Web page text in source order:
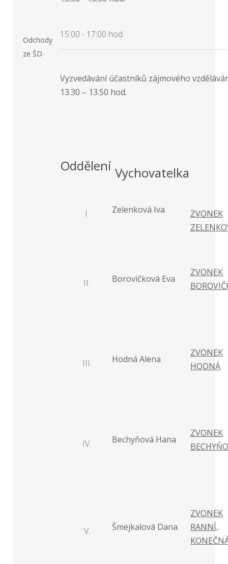
Odchody
ze ŠD
15:00 - 17:00 hod.
Vyzvedávání účastníků zájmového
13.30 – 13.50 hod.
Oddělení Vychovatelka
I. Zelenková Iva
ZVONEK
II. Borovičková Eva
ZVONEK
III. Hodná Alena
ZVONEK
HODNÁ
IV. Bechyňová Hana
ZVONEK
V. Šmejkalová Dana
ZVONEK
RANNÍ,